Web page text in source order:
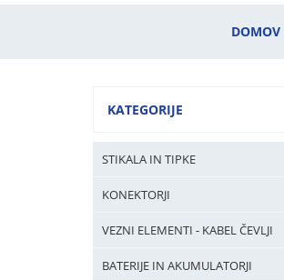
DOMOV
KATEGORIJE
STIKALA IN TIPKE
KONEKTORJI
VEZNI ELEMENTI - KABEL ČEVLJI
BATERIJE IN AKUMULATORJI